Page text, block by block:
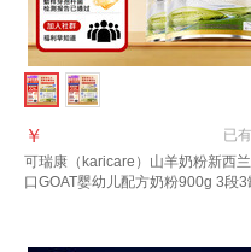
已有
￥
可瑞康（karicare）山羊奶粉新西
口GOAT婴幼儿配方奶粉900g 3段